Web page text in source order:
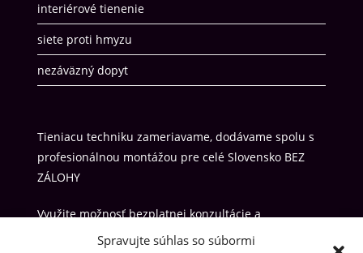
Spravujte súhlas so súbormi
interiérové tienenie
siete proti hmyzu
nezáväzný dopyt
Tieniacu techniku zameriavame, dodávame spolu s
profesionálnou montážou pre celé Slovensko BEZ
ZÁLOHY
Využite možnosť bezplatnej konzultácie a
bezplatného, nezaväzného cenového riešenia ne